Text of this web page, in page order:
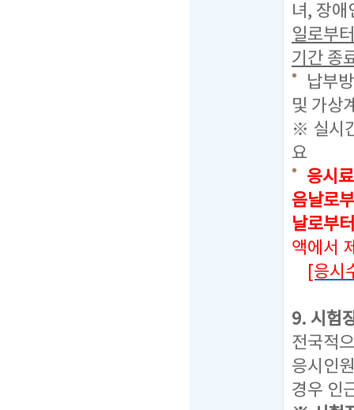
녀, 장애
일로부
기간 종
납부
및 가상
※ 실시
요
응시
음날로
날로부
액에서
[응시
9. 시험
전국적
응시인
경우 인